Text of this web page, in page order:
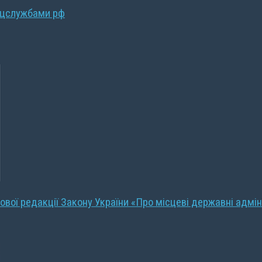
рф
редакції Закону України «Про місцеві державні